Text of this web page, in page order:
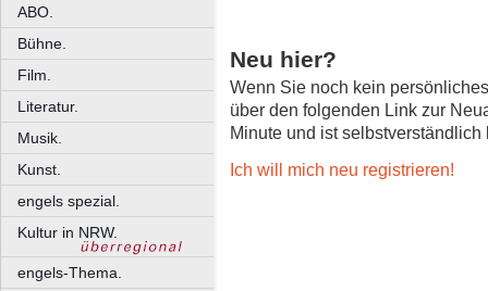
ABO.
Bühne.
Film.
Literatur.
Musik.
Kunst.
engels spezial.
Kultur in NRW.
engels-Thema.
Neu hier?
Wenn Sie noch kein
über den folgenden Link zur
Minute und ist selbstverständlich
Ich will mich neu registrieren!